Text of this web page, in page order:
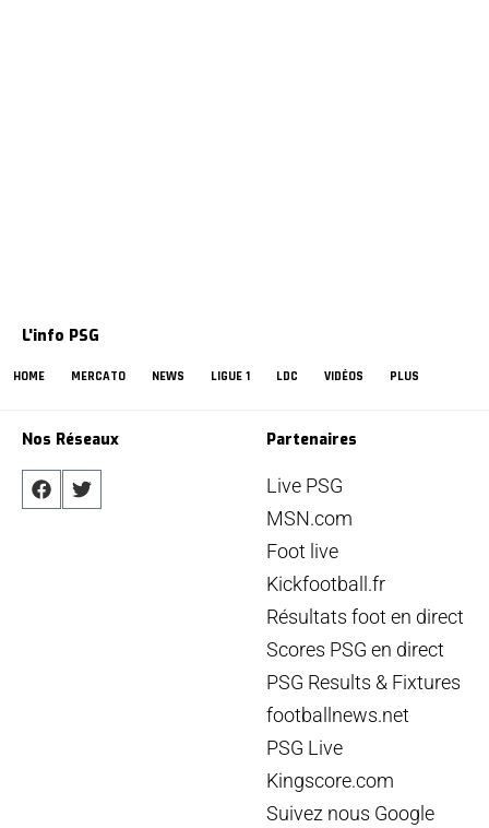
L'info PSG
HOME MERCATO NEWS LIGUE 1 LDC VIDÉOS PLUS
Nos Réseaux Partenaires
Live PSG
MSN.com
Foot live
Kickfootball.fr
Résultats foot en direct
Scores PSG en direct
PSG Results & Fixtures
footballnews.net
PSG Live
Kingscore.com
Suivez nous Google